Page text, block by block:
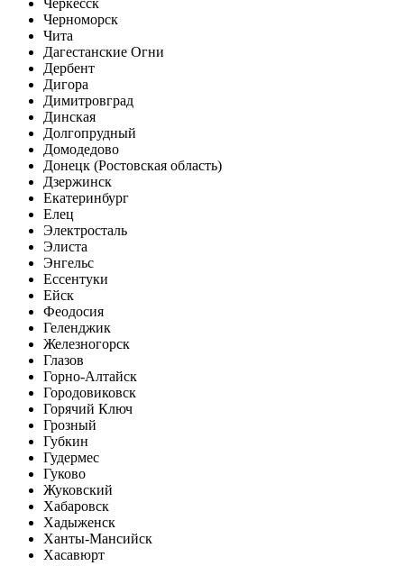
Черкесск
Черноморск
Чита
Дагестанские Огни
Дербент
Дигора
Димитровград
Динская
Долгопрудный
Домодедово
Донецк (Ростовская область)
Дзержинск
Екатеринбург
Елец
Электросталь
Элиста
Энгельс
Ессентуки
Ейск
Феодосия
Геленджик
Железногорск
Глазов
Горно-Алтайск
Городовиковск
Горячий Ключ
Грозный
Губкин
Гудермес
Гуково
Жуковский
Хабаровск
Хадыженск
Ханты-Мансийск
Хасавюрт